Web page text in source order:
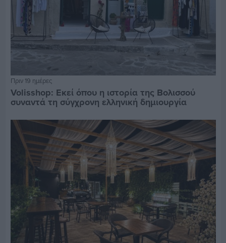
Πριν 19 ημέρες
Volisshop: Εκεί όπου η ιστορία της Βολισσού
συναντά τη σύγχρονη ελληνική δημιουργία